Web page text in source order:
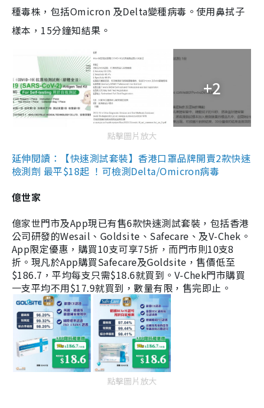
種毒株，包括Omicron 及Delta變種病毒。使用鼻拭子
樣本，15分鐘知結果。
+2
點擊圖片放大
延伸閱讀：【快速測試套裝】香港口罩品牌開賣2款快速
檢測劑 最平$18起 ！可檢測Delta/Omicron病毒
億世家
億家世門市及App現已有售6款快速測試套裝，包括香港
公司研發的Wesail、Goldsite、Safecare、及V-Chek。
App限定優惠，購買10支可享75折，而門市則10支8
折。現凡於App購買Safecare及Goldsite，售價低至
$186.7，平均每支只需$18.6就買到。V-Chek門市購買
一支平均不用$17.9就買到，數量有限，售完即止。
點擊圖片放大